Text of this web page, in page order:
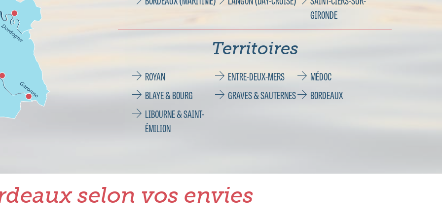
GIRONDE
Territoires
ROYAN ENTRE-DEUX-MERS
MÉDOC
BLAYE & BOURG
GRAVES & SAUTERNES
BORDEAUX
LIBOURNE & SAINT-
ÉMILION
selon vos envies